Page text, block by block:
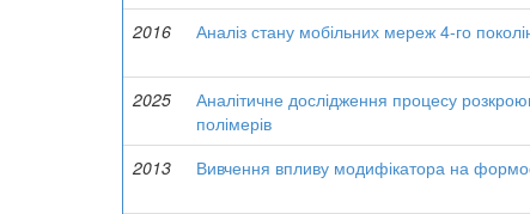
2016
Аналіз стану мобільних мереж 4-го
2025
Аналітичне дослідження процесу
полімерів
2013
Вивчення впливу модифікатора на